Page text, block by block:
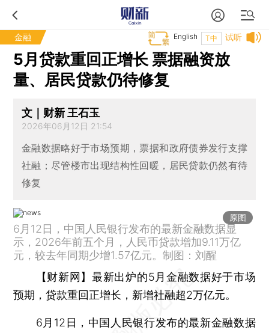
金融 试听
T中
English
5月贷款重回正增长 票据融资放
量、居民贷款仍待修复
文｜财新 王石玉
2026年06月12日 21:54
金融数据略好于市场预期，票据和政府债券发行支撑
社融；尽管楼市出现结构性回暖，居民贷款仍然有待
修复
原图
6月12日，中国人民银行发布的最新金融数据显
示，2026年前五个月，人民币贷款增加9.11万亿
元，较去年同期少增1.57亿元。制图：刘醒
【财新网】最新出炉的5月金融数据好于市场
预期，贷款重回正增长，新增社融超2万亿元。
6月12日，中国人民银行发布的最新金融数据